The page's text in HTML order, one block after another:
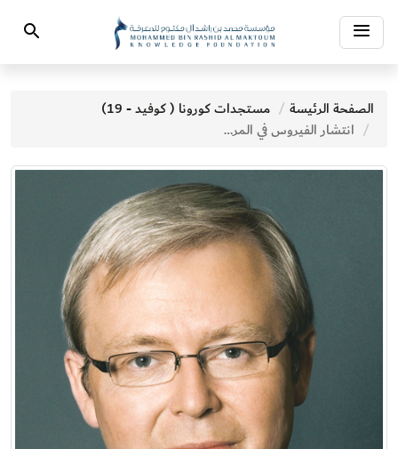
Toggle
navigation
Search
الصفحة الرئيسة
مستجدات كورونا ( كوفيد - 19)
انتشار الفيروس في المرة القادمة